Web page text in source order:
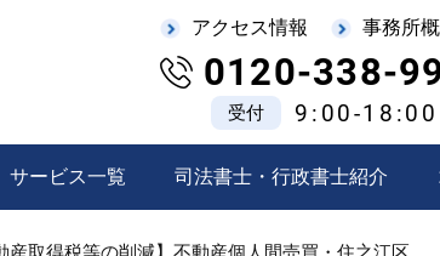
アクセス情報 事務所
0120-338-
受付 9:00-18:00
サービス一覧 司法書士・行政書士紹介
産取得税等の削減】不動産個人間売買・住之江区